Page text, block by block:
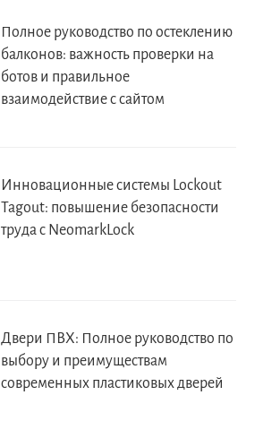
Полное руководство по остеклению
балконов: важность проверки на
ботов и правильное
взаимодействие с сайтом
Инновационные системы Lockout
Tagout: повышение безопасности
труда с NeomarkLock
Двери ПВХ: Полное руководство по
выбору и преимуществам
современных пластиковых дверей